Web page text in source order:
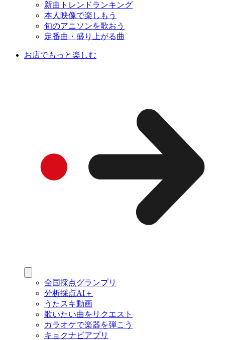
新曲トレンドランキング
本人映像で楽しもう
旬のアニソンを歌おう
定番曲・盛り上がる曲
お店でもっと楽しむ
全国採点グランプリ
分析採点AI＋
うたスキ動画
歌いたい曲をリクエスト
カラオケで楽器を弾こう
キョクナビアプリ